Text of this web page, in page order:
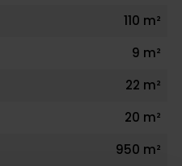
110 m²
9 m²
22 m²
20 m²
950 m²